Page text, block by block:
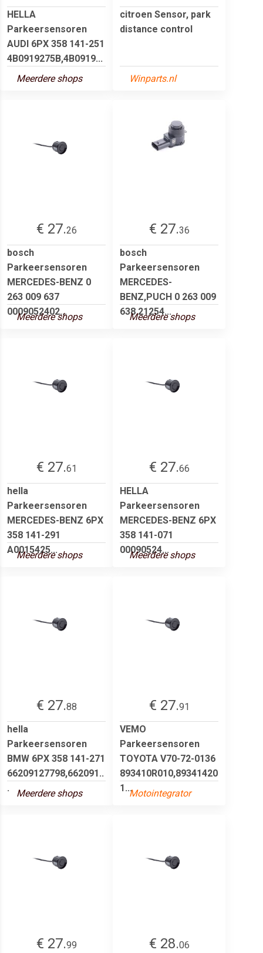
HELLA
Parkeersensoren
AUDI 6PX 358 141-251
4B0919275B,4B0919...
Meerdere shops
citroen Sensor, park
distance control
Winparts.nl
€ 27.26
bosch
Parkeersensoren
MERCEDES-BENZ 0
263 009 637
0009052402...
Meerdere shops
€ 27.36
bosch
Parkeersensoren
MERCEDES-
BENZ,PUCH 0 263 009
638 21254...
Meerdere shops
€ 27.61
hella
Parkeersensoren
MERCEDES-BENZ 6PX
358 141-291
A0015425...
Meerdere shops
€ 27.66
HELLA
Parkeersensoren
MERCEDES-BENZ 6PX
358 141-071
00090524...
Meerdere shops
€ 27.88
hella
Parkeersensoren
BMW 6PX 358 141-271
66209127798,662091..
.
Meerdere shops
€ 27.91
VEMO
Parkeersensoren
TOYOTA V70-72-0136
893410R010,89341420
1...Motointegrator
€ 27.99 € 28.06